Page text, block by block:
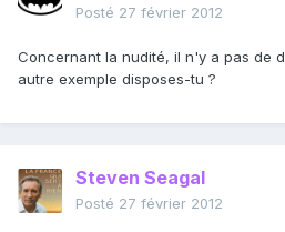
Posté 27 février 2012
Concernant la nudité, il n'y a pas de
autre exemple disposes-tu ?
Steven Seagal
Posté 27 février 2012